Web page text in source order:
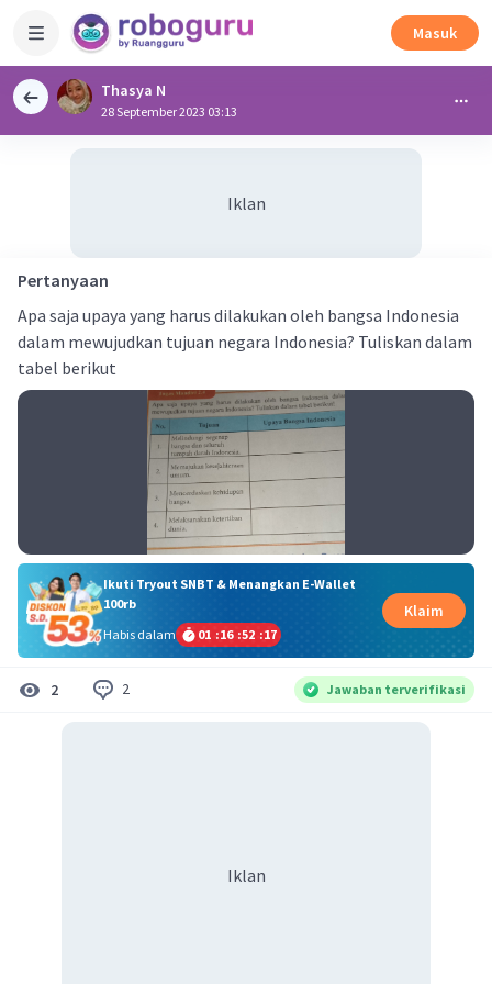
Masuk
Thasya N
28 September 2023 03:13
Iklan
Pertanyaan
Apa saja upaya yang harus dilakukan oleh bangsa Indonesia
dalam mewujudkan tujuan negara Indonesia? Tuliskan dalam
tabel berikut
Ikuti Tryout SNBT & Menangkan E-Wallet
100rb
Habis dalam
01 :16 :52 :17
Klaim
2 2 Jawaban terverifikasi
Iklan